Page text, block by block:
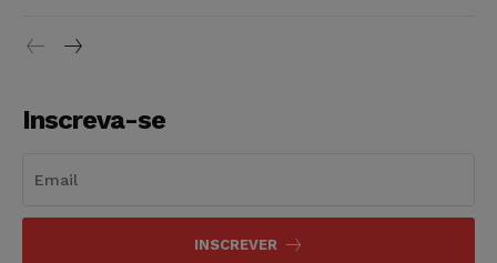
Inscreva-se
INSCREVER